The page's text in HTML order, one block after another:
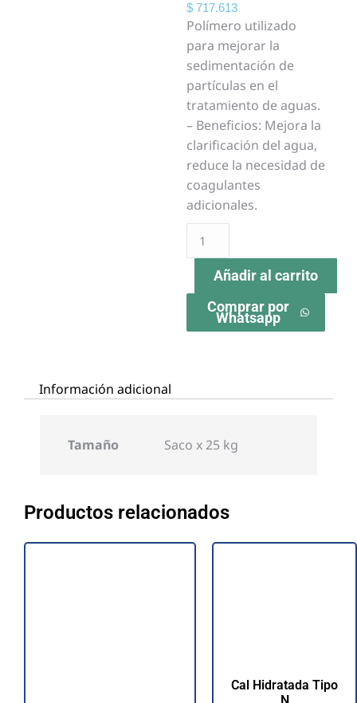
$ 717.613
Polímero utilizado
para mejorar la
sedimentación de
partículas en el
tratamiento de aguas.
– Beneficios: Mejora la
clarificación del agua,
reduce la necesidad de
coagulantes
adicionales.
Añadir al carrito
Comprar por
Whatsapp
Información adicional
Tamaño Saco x 25 kg
Productos relacionados
Cal Hidratada Tipo